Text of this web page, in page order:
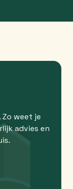
weet je
advies en